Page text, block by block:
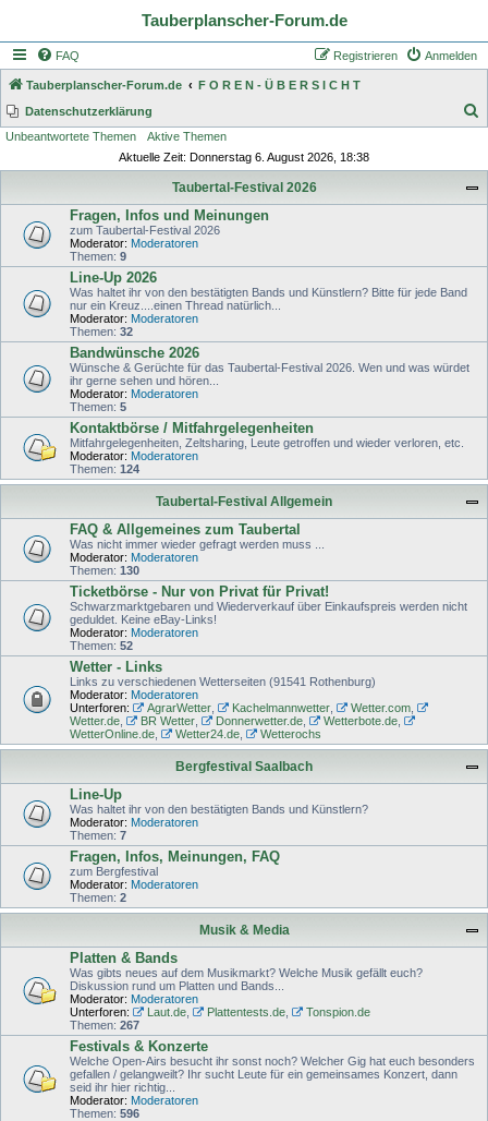
Tauberplanscher-Forum.de
FAQ Anmelden
Registrieren
Tauberplanscher-Forum.de
F O R E N - Ü B E R S I C H T
Datenschutzerklärung
Unbeantwortete Themen
Aktive Themen
Aktuelle Zeit: Donnerstag 6. August 2026, 18:38
Taubertal-Festival 2026
Fragen, Infos und Meinungen
zum Taubertal-Festival 2026
Moderator: Moderatoren
Themen: 9
Line-Up 2026
Was haltet ihr von den bestätigten Bands und Künstlern? Bitte für jede Band
nur ein Kreuz....einen Thread natürlich...
Moderator: Moderatoren
Themen: 32
Bandwünsche 2026
Wünsche & Gerüchte für das Taubertal-Festival 2026. Wen und was würdet
ihr gerne sehen und hören...
Moderator: Moderatoren
Themen: 5
Kontaktbörse / Mitfahrgelegenheiten
Mitfahrgelegenheiten, Zeltsharing, Leute getroffen und wieder verloren, etc.
Moderator: Moderatoren
Themen: 124
Taubertal-Festival Allgemein
FAQ & Allgemeines zum Taubertal
Was nicht immer wieder gefragt werden muss ...
Moderator: Moderatoren
Themen: 130
Ticketbörse - Nur von Privat für Privat!
Schwarzmarktgebaren und Wiederverkauf über Einkaufspreis werden nicht
geduldet. Keine eBay-Links!
Moderator: Moderatoren
Themen: 52
Wetter - Links
Links zu verschiedenen Wetterseiten (91541 Rothenburg)
Moderator: Moderatoren
Unterforen:
AgrarWetter, Kachelmannwetter, Wetter.com,
Wetter.de
BR Wetter, Donnerwetter.de, Wetterbote.de,
WetterOnline.de
Wetter24.de, Wetterochs
Bergfestival Saalbach
Line-Up
Was haltet ihr von den bestätigten Bands und Künstlern?
Moderator: Moderatoren
Themen: 7
Fragen, Infos, Meinungen, FAQ
zum Bergfestival
Moderator: Moderatoren
Themen: 2
Musik & Media
Platten & Bands
Was gibts neues auf dem Musikmarkt? Welche Musik gefällt euch?
Diskussion rund um Platten und Bands...
Moderator: Moderatoren
Unterforen:
Laut.de, Plattentests.de,
Tonspion.de
Themen: 267
Festivals & Konzerte
Welche Open-Airs besucht ihr sonst noch? Welcher Gig hat euch besonders
gefallen / gelangweilt? Ihr sucht Leute für ein gemeinsames Konzert, dann
seid ihr hier richtig...
Moderator: Moderatoren
Themen: 596